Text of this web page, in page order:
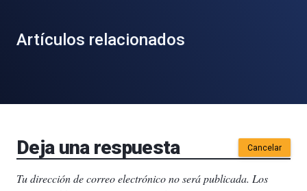
Artículos relacionados
Deja una respuesta Cancelar
Tu dirección de correo electrónico no será publicada. Los